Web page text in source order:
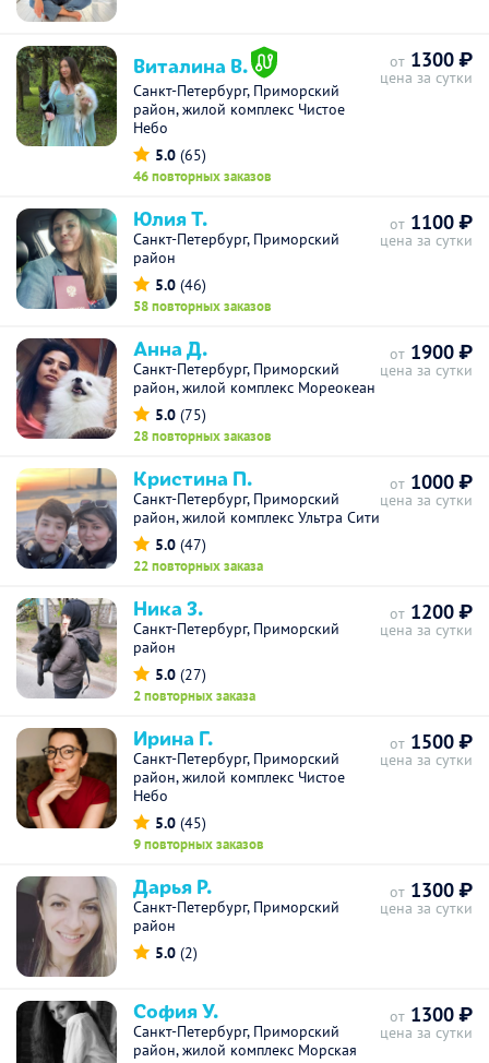
Виталина В.
Санкт-Петербург, Приморский
район, жилой комплекс Чистое
Небо
5.0 (65)
46 повторных заказов
от 1300 ₽
цена за сутки
Юлия Т.
Санкт-Петербург, Приморский
район
5.0 (46)
58 повторных заказов
от 1100 ₽
цена за сутки
Анна Д.
Санкт-Петербург, Приморский
район, жилой комплекс Мореокеан
5.0 (75)
28 повторных заказов
от 1900 ₽
цена за сутки
Кристина П.
Санкт-Петербург, Приморский
район, жилой комплекс Ультра Сити
5.0 (47)
22 повторных заказа
от 1000 ₽
цена за сутки
Ника З.
Санкт-Петербург, Приморский
район
5.0 (27)
2 повторных заказа
от 1200 ₽
цена за сутки
Ирина Г.
Санкт-Петербург, Приморский
район, жилой комплекс Чистое
Небо
5.0 (45)
9 повторных заказов
от 1500 ₽
цена за сутки
Дарья Р.
Санкт-Петербург, Приморский
район
5.0 (2)
от 1300 ₽
цена за сутки
София У.
Санкт-Петербург, Приморский
район, жилой комплекс Морская
от 1300 ₽
цена за сутки